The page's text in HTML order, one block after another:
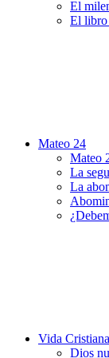
El
El libro
Mateo 24
Mateo
La
La
Vida Cristiana
Dios